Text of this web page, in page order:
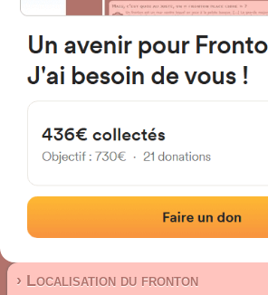
RECHERCHER UN
PROPOSER UN
31175 Salinas de
Calle Centro 9
Fronton mur à
Localisation|Photos|
› Localisation du fronton